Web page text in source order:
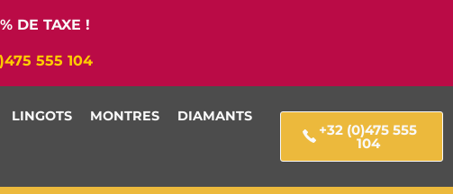
DE TAXE !
555 104
LINGOTS MONTRES DIAMANTS
+32 (0)475 555
104